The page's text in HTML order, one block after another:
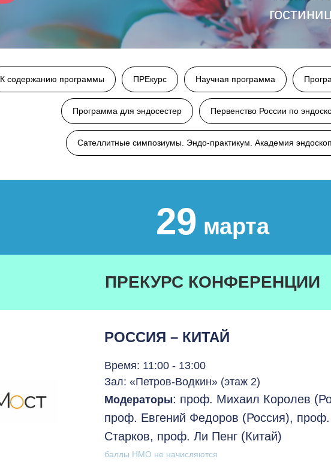
К содержанию программы ПРЕкурс Научная программа
Программа для эндосестер Первенство России по
Сателлитные симпозиумы. Эндо-практикум. Академия
29 марта
ПРЕКУРС КОНФЕРЕНЦИИ
РОССИЯ – КИТАЙ
Время: 11:00 - 13:00
Зал: «Петров-Водкин» (этаж 2)
Модераторы: проф. Михаил Королев
проф. Евгений Федоров (Россия),
Старков, проф. Ли Пенг (Китай)
баллы НМО не начисляются